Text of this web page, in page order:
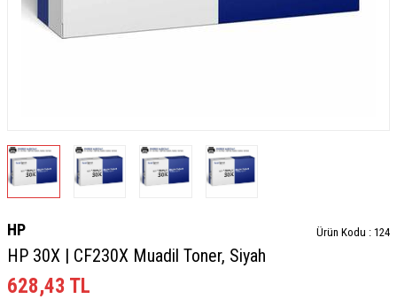
HP Ürün Kodu : 124
HP 30X | CF230X Muadil Toner, Siyah
628,43 TL